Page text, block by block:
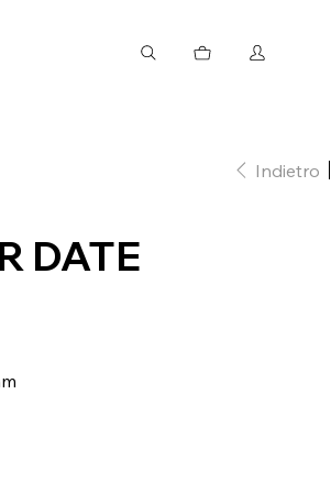
Indietro
DATE